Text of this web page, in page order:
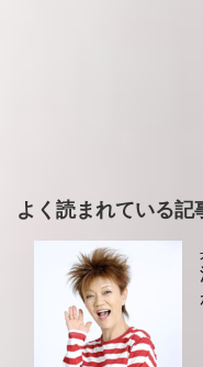
よく読まれている記